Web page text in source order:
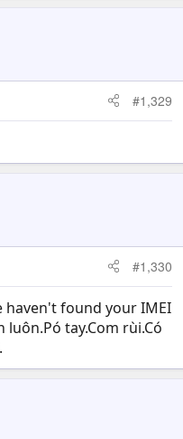
#1,329
#1,330
haven't found your IMEI
tay.Com rùi.Có